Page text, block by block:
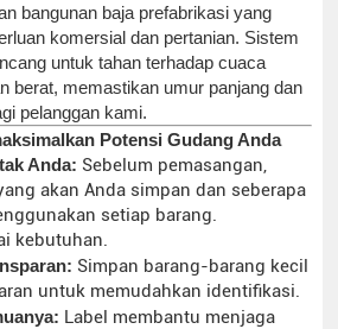
bangunan baja prefabrikasi yang
komersial dan pertanian. Sistem
untuk tahan terhadap cuaca
berat, memastikan umur panjang dan
pelanggan kami.
Potensi Gudang Anda
Anda: Sebelum pemasangan,
akan Anda simpan dan seberapa
setiap barang.
kebutuhan.
Simpan barang-barang kecil
untuk memudahkan identifikasi.
Label membantu menjaga